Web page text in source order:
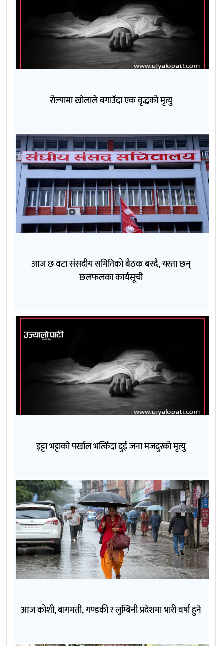
रोल्पामा खोलाले बगाउँदा एक वृद्धको मृत्यु
आज छ वटा संसदीय समितिको बैठक बस्दै, यस्ता छन्
छलफलका कार्यसूची
इट्टा भट्टाको पर्खाल भत्किँदा दुई जना मजदुरको मृत्यु
आज कोशी, बागमती, गण्डकी र लुम्बिनी प्रदेशमा भारी वर्षा हुने